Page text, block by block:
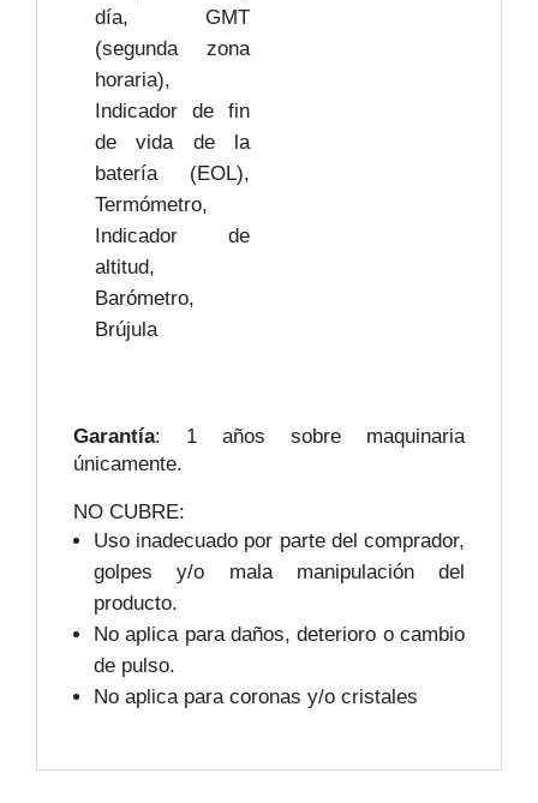
día, GMT
(segunda zona
horaria),
Indicador de fin
de vida de la
batería (EOL),
Termómetro,
Indicador de
altitud,
Barómetro,
Brújula
Garantía: 1 años sobre maquinaria
únicamente.
NO CUBRE:
Uso inadecuado por parte del comprador,
golpes y/o mala manipulación del
producto.
No aplica para daños, deterioro o cambio
de pulso.
No aplica para coronas y/o cristales